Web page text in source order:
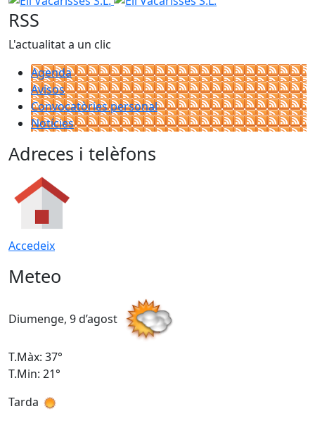
RSS
L'actualitat a un clic
Agenda
Avisos
Convocatòries personal
Notícies
Adreces i telèfons
Accedeix
Meteo
Diumenge, 9 d’agost
T.Màx: 37°
T.Min: 21°
Tarda